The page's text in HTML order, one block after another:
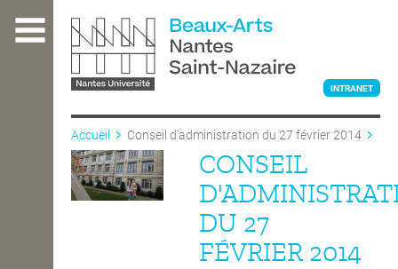
contenu
L'ÉCOLE
INTRANET
Accueil Conseil d'administration du 27 février 2014
CONSEIL
DU 27
FÉVRIER 2014